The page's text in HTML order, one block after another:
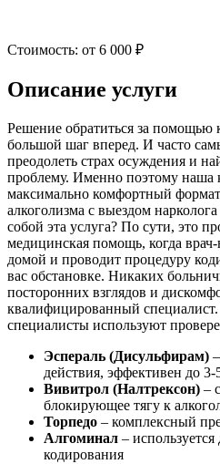
Стоимость: от 6 000 ₽
Описание услуги
Решение обратиться за помощью
большой шаг вперед. И часто
преодолеть страх осуждения и
проблему. Именно поэтому наша
максимально комфортный
алкоголизма с выездом
собой эта услуга? По сути, это
медицинская помощь, когда
домой и проводит процедуру
вас обстановке. Никаких
посторонних взглядов и
квалифицированный
специалисты используют
Эспераль (Дисульфирам)
действия, эффективен до 3-
Вивитрол (Налтрексон) –
блокирующее тягу к
Торпедо – комплексный
Алгоминал –
кодирования